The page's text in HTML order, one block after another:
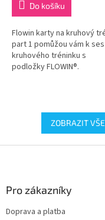
Do košíku
Flowin karty na kruhový
part 1 pomůžou vám k
kruhového tréninku s
podložky FLOWIN®.
ZOBRAZIT
Pro zákazníky
Doprava a platba